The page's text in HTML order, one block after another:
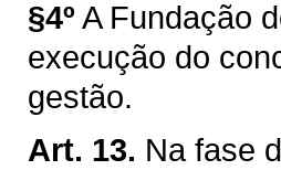
§4º A Fundação
execução do
gestão.
Art. 13. Na fase